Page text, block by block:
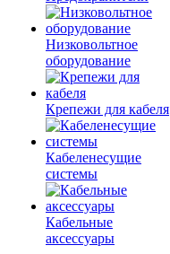
Низковольтное
оборудование
Крепежи для кабеля
Кабеленесущие
системы
Кабельные
аксессуары